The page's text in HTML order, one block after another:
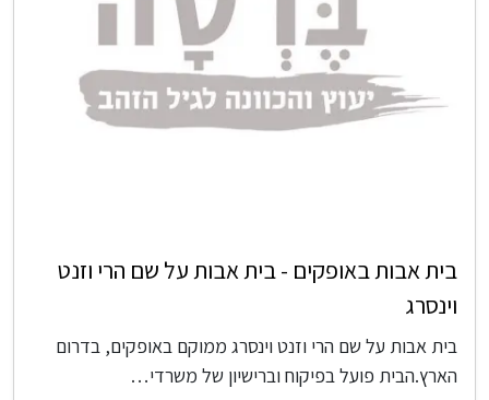
בית אבות באופקים - בית אבות על שם הרי וזנט
וינסרג
בית אבות על שם הרי וזנט וינסרג ממוקם באופקים, בדרום
הארץ.הבית פועל בפיקוח וברישיון של משרדי…